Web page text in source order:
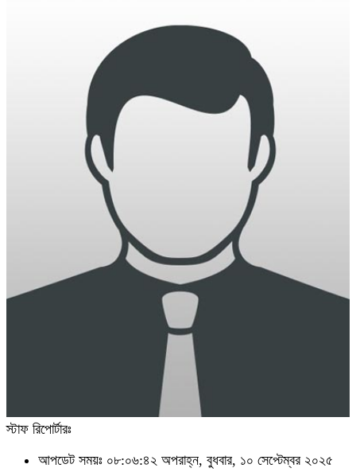
স্টাফ রিপোর্টারঃ
আপডেট সময়ঃ ০৮:০৬:৪২ অপরাহ্ন, বুধবার, ১০ সেপ্টেম্বর ২০২৫